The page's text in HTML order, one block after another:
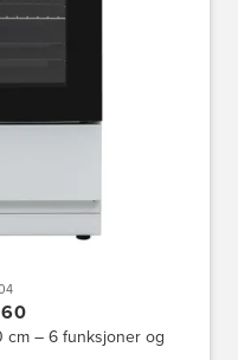
cm – 6 funksjoner og